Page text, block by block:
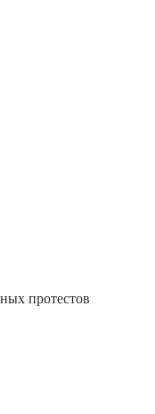
протестов